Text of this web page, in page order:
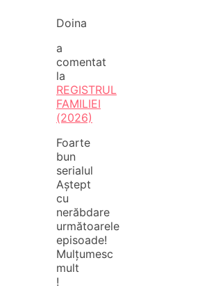
Doina
a
comentat
la
REGISTRUL
FAMILIEI
(2026)
Foarte
bun
serialul
Aștept
cu
nerăbdare
următoarele
episoade!
Mulțumesc
mult
!